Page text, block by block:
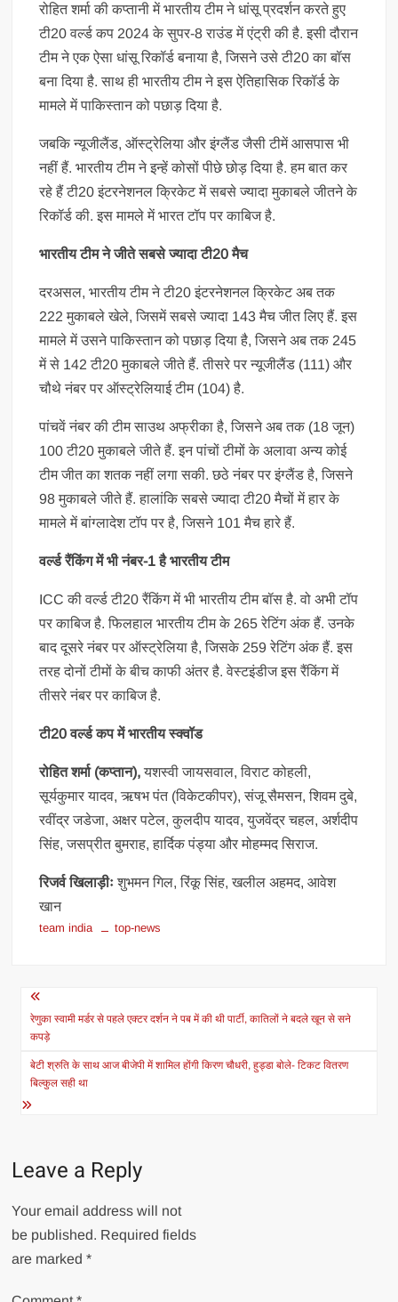
रोहित शर्मा की कप्तानी में भारतीय टीम ने धांसू प्रदर्शन करते हुए
टी20 वर्ल्ड कप 2024 के सुपर-8 राउंड में एंट्री की है. इसी दौरान
टीम ने एक ऐसा धांसू रिकॉर्ड बनाया है, जिसने उसे टी20 का बॉस
बना दिया है. साथ ही भारतीय टीम ने इस ऐतिहासिक रिकॉर्ड के
मामले में पाकिस्तान को पछाड़ दिया है.
जबकि न्यूजीलैंड, ऑस्ट्रेलिया और इंग्लैंड जैसी टीमें आसपास भी
नहीं हैं. भारतीय टीम ने इन्हें कोसों पीछे छोड़ दिया है. हम बात कर
रहे हैं टी20 इंटरनेशनल क्रिकेट में सबसे ज्यादा मुकाबले जीतने के
रिकॉर्ड की. इस मामले में भारत टॉप पर काबिज है.
भारतीय टीम ने जीते सबसे ज्यादा टी20 मैच
दरअसल, भारतीय टीम ने टी20 इंटरनेशनल क्रिकेट अब तक
222 मुकाबले खेले, जिसमें सबसे ज्यादा 143 मैच जीत लिए हैं. इस
मामले में उसने पाकिस्तान को पछाड़ दिया है, जिसने अब तक 245
में से 142 टी20 मुकाबले जीते हैं. तीसरे पर न्यूजीलैंड (111) और
चौथे नंबर पर ऑस्ट्रेलियाई टीम (104) है.
पांचवें नंबर की टीम साउथ अफ्रीका है, जिसने अब तक (18 जून)
100 टी20 मुकाबले जीते हैं. इन पांचों टीमों के अलावा अन्य कोई
टीम जीत का शतक नहीं लगा सकी. छठे नंबर पर इंग्लैंड है, जिसने
98 मुकाबले जीते हैं. हालांकि सबसे ज्यादा टी20 मैचों में हार के
मामले में बांग्लादेश टॉप पर है, जिसने 101 मैच हारे हैं.
वर्ल्ड रैंकिंग में भी नंबर-1 है भारतीय टीम
ICC की वर्ल्ड टी20 रैंकिंग में भी भारतीय टीम बॉस है. वो अभी टॉप
पर काबिज है. फिलहाल भारतीय टीम के 265 रेटिंग अंक हैं. उनके
बाद दूसरे नंबर पर ऑस्ट्रेलिया है, जिसके 259 रेटिंग अंक हैं. इस
तरह दोनों टीमों के बीच काफी अंतर है. वेस्टइंडीज इस रैंकिंग में
तीसरे नंबर पर काबिज है.
टी20 वर्ल्ड कप में भारतीय स्क्वॉड
रोहित शर्मा (कप्तान),यशस्वी जायसवाल, व‍िराट कोहली,
सूर्यकुमार यादव, ऋषभ पंत (विकेटकीपर), संजू सैमसन, शिवम दुबे,
रवींद्र जडेजा, अक्षर पटेल, कुलदीप यादव, युजवेंद्र चहल, अर्शदीप
सिंह, जसप्रीत बुमराह, हार्द‍िक पंड्या और मोहम्मद सिराज.
रिजर्व खिलाड़ीःशुभमन गिल, रिंकू सिंह, खलील अहमद, आवेश
खान
team india top-news
Post
navigation
रेणुका स्वामी मर्डर से पहले एक्टर दर्शन ने पब में की थी पार्टी, कातिलों ने बदले खून से सने
कपड़े
बेटी श्रुति के साथ आज बीजेपी में शामिल होंगी किरण चौधरी, हुड्डा बोले- टिकट वितरण
बिल्कुल सही था
Leave a Reply
Your email address will not
be published. Required fields
are marked*